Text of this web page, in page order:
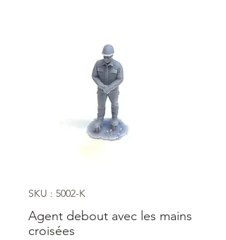
SKU : 5002-K
Agent debout avec les mains
croisées